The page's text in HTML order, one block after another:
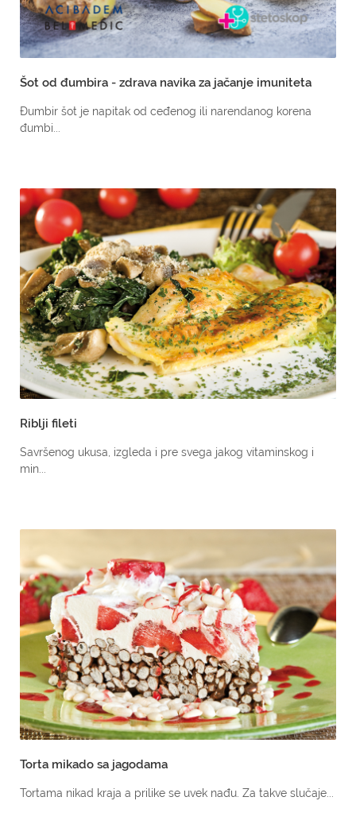
Šot od đumbira - zdrava navika za jačanje imuniteta
Đumbir šot je napitak od ceđenog ili narendanog korena
đumbi...
Riblji fileti
Savršenog ukusa, izgleda i pre svega jakog vitaminskog i
min...
Torta mikado sa jagodama
Tortama nikad kraja a prilike se uvek nađu. Za takve slučaje...